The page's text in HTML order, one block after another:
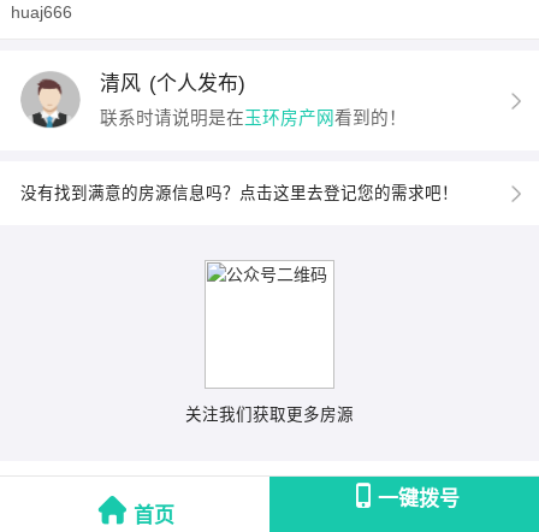
首页
一键拨号
huaj666
清风 (个人发布)
联系时请说明是在玉环房产网看到的！
没有找到满意的房源信息吗？点击这里去登记您的需求吧！
关注我们获取更多房源